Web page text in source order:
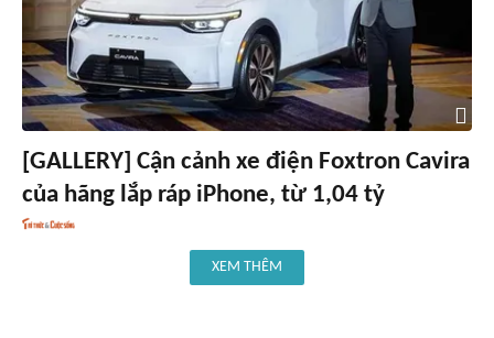
[GALLERY] Cận cảnh xe điện Foxtron Cavira
của hãng lắp ráp iPhone, từ 1,04 tỷ
XEM THÊM